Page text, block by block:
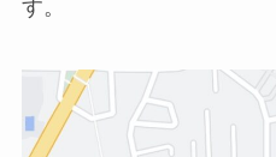
す。